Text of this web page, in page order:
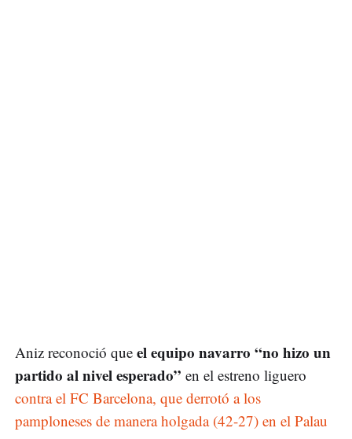
Aniz reconoció que el equipo navarro “no hizo un
partido al nivel esperado” en el estreno liguero
contra el FC Barcelona, que derrotó a los
pamploneses de manera holgada (42-27) en el Palau